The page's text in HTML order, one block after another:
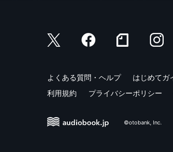
よくある質問・ヘルプ はじめてガ
利用規約
プライバシーポリシー
©otobank, Inc.